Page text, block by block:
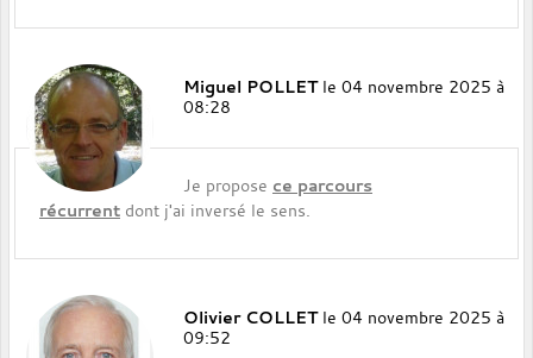
Miguel POLLET le 04 novembre 2025 à
08:28
Je propose ce parcours
récurrent dont j'ai inversé le sens.
Olivier COLLET le 04 novembre 2025 à
09:52